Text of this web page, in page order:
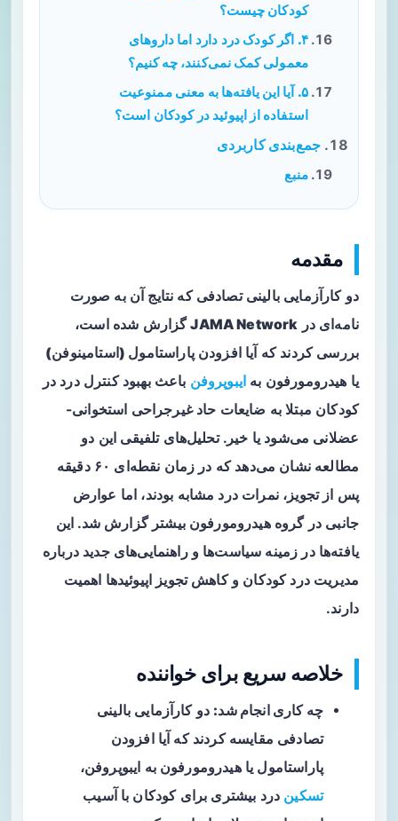
کودکان چیست؟
۴. اگر کودک درد دارد اما داروهای
معمولی کمک نمی‌کنند، چه کنیم؟
۵. آیا این یافته‌ها به معنی ممنوعیت
استفاده از اپیوئید در کودکان است؟
جمع‌بندی کاربردی
منبع
مقدمه
دو کارآزمایی بالینی تصادفی که نتایج آن به صورت
نامه‌ای در JAMA Networkگزارش شده است،
بررسی کردند که آیا افزودنپاراستامول (استامینوفن)
یا هیدرومورفون به ایبوپروفن باعث بهبود کنترل درد در
کودکان مبتلا به ضایعات حاد غیرجراحی استخوانی-
عضلانی می‌شود یا خیر. تحلیل‌های تلفیقی این دو
مطالعه نشان می‌دهد که در زمان نقطه‌ای ۶۰ دقیقه
پس از تجویز، نمرات درد مشابه بودند، اما عوارض
جانبی در گروه هیدرومورفون بیشتر گزارش شد. این
یافته‌ها در زمینه سیاست‌ها و راهنمایی‌های جدید درباره
مدیریت درد کودکان و کاهش تجویز اپیوئیدها اهمیت
دارند.
خلاصه سریع برای خواننده
چه کاری انجام شد: دو کارآزمایی بالینی
تصادفی مقایسه کردند که آیا افزودن
پاراستامول یا هیدرومورفون به ایبوپروفن،
تسکین درد بیشتری برای کودکان با آسیب